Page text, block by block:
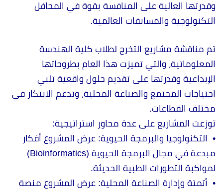
وقدرتها العالية على المنافسة بقوة في المحافل
التكنولوجية والمسابقات العالمية.
تم مناقشة مشاريع التخرج لطلاب كلية الهندسة
المعلوماتية، والتي تميزت هذا العام بطروحاتها
الإبداعية وقدرتها على تقديم حلول واقعية تلبي
احتياجات المجتمع والصناعة المحلية، وتدعم الابتكار في
مختلف القطاعات.
توزعت المشاريع على عدة محاور استراتيجية:
• التكنولوجيا والبرمجة الحيوية: عرض المشروع أفكار
مبدعة في مجال البرمجة الحيوية (Bioinformatics)
لمواكبة التطورات الطبية الحديثة.
• أتمتة وإدارة الصناعة المحلية: عرض المشروع منصة